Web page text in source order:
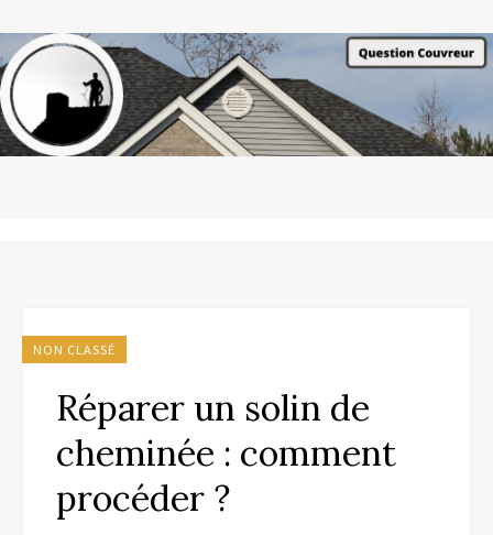
NON CLASSÉ
Réparer un solin de
cheminée : comment
procéder ?